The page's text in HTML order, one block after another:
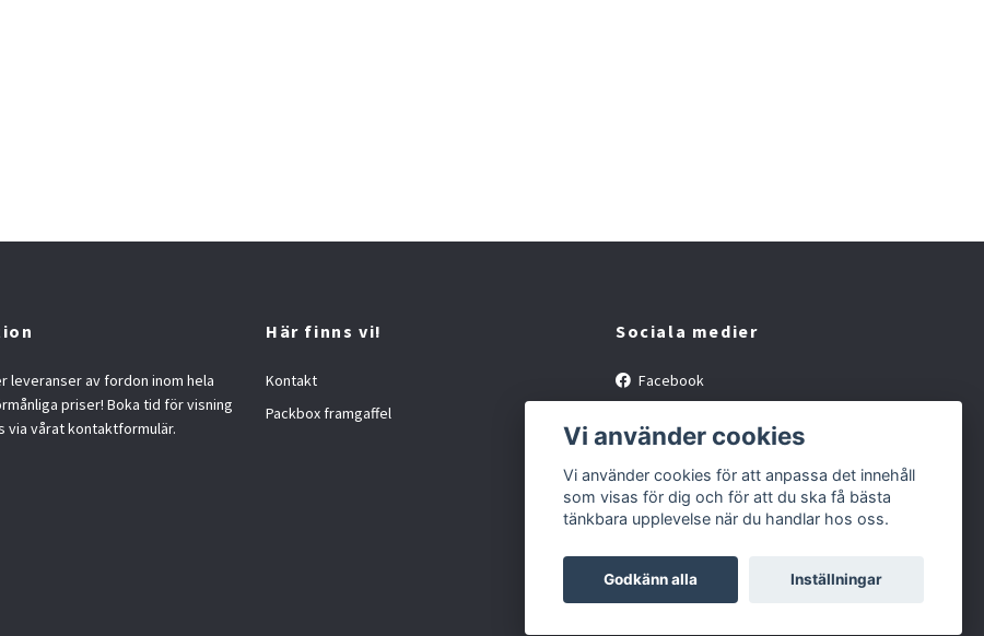
leveranser av fordon inom hela
priser! Boka tid för visning
via vårat kontaktformulär.
Här finns vi!
Kontakt
Packbox framgaffel
Sociala medier
Facebook
Vi använder cookies
Vi använder cookies för att anpassa det innehåll
som visas för dig och för att du ska få bästa
tänkbara upplevelse när du handlar hos oss.
Godkänn alla Inställningar